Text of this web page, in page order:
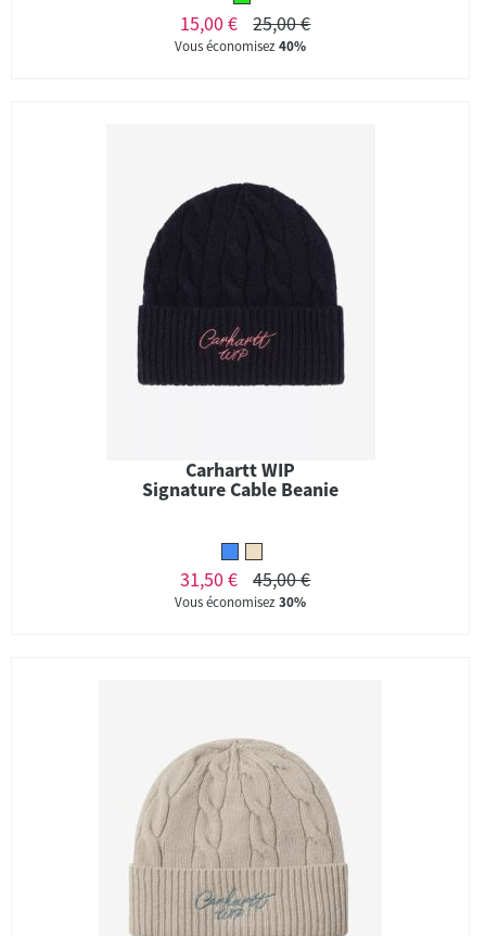
15,00 € 25,00 €
Vous économisez40%
Carhartt WIP
Signature Cable Beanie
31,50 € 45,00 €
Vous économisez30%